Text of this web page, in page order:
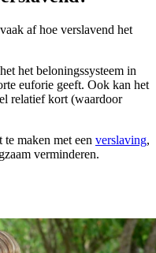
af hoe verslavend het
het beloningssysteem in
euforie geeft. Ook kan het
relatief kort (waardoor
maken met een verslaving,
verminderen.